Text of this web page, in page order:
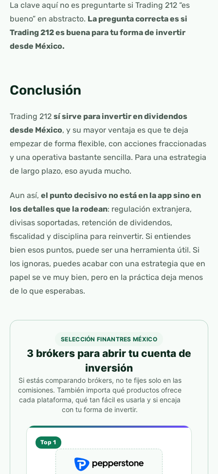
La clave aquí no es preguntarte si Trading 212 “es
bueno” en abstracto. La pregunta correcta es si
Trading 212 es buena para tu forma de invertir
desde México.
Conclusión
Trading 212 sí sirve para invertir en dividendos
desde México, y su mayor ventaja es que te deja
empezar de forma flexible, con acciones fraccionadas
y una operativa bastante sencilla. Para una estrategia
de largo plazo, eso ayuda mucho.
Aun así, el punto decisivo no está en la app sino en
los detalles que la rodean: regulación extranjera,
divisas soportadas, retención de dividendos,
fiscalidad y disciplina para reinvertir. Si entiendes
bien esos puntos, puede ser una herramienta útil. Si
los ignoras, puedes acabar con una estrategia que en
papel se ve muy bien, pero en la práctica deja menos
de lo que esperabas.
SELECCIÓN FINANTRES MÉXICO
3 brókers para abrir tu cuenta de
inversión
Si estás comparando brókers, no te fijes solo en las
comisiones. También importa qué productos ofrece
cada plataforma, qué tan fácil es usarla y si encaja
con tu forma de invertir.
Top 1